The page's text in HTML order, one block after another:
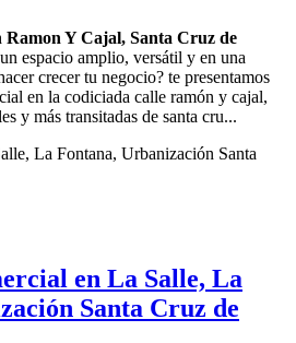
Ramon Y Cajal, Santa Cruz de
espacio amplio, versátil y en una
crecer tu negocio? te presentamos
en la codiciada calle ramón y cajal,
y más transitadas de santa cru...
en La Salle, La
Santa Cruz de